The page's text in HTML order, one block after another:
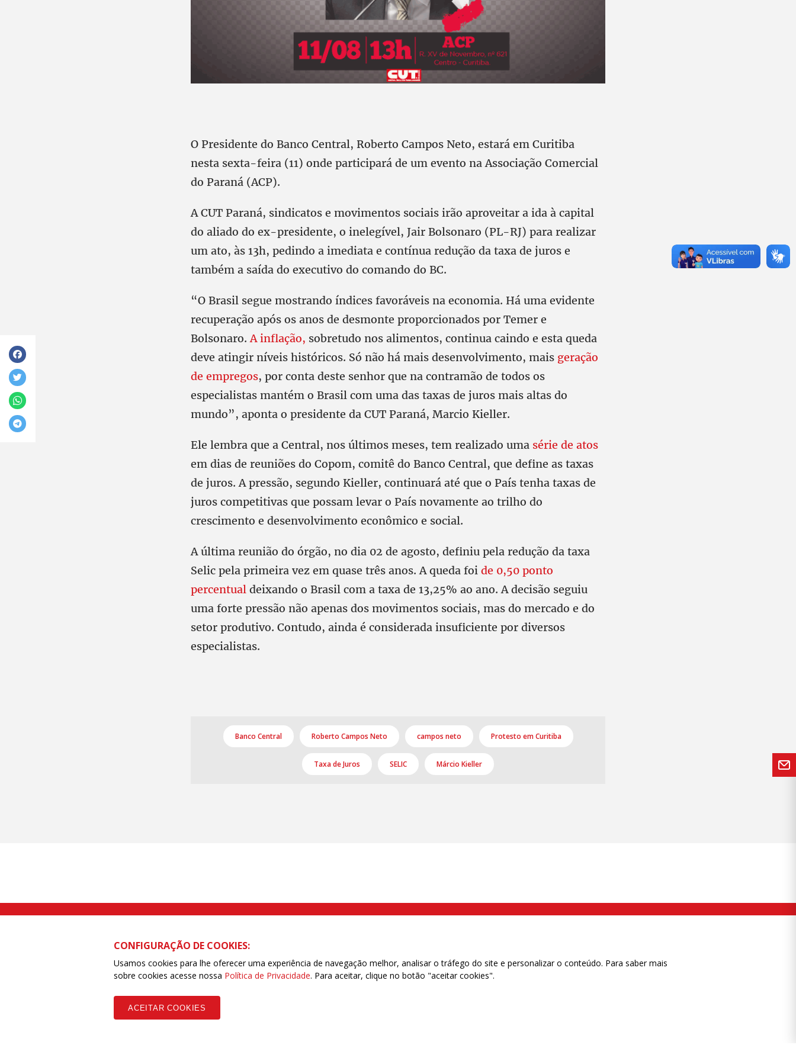
O Presidente do Banco Central, Roberto Campos Neto, estará em Curitiba
nesta sexta-feira (11) onde participará de um evento na Associação Comercial
do Paraná (ACP).
A CUT Paraná, sindicatos e movimentos sociais irão aproveitar a ida à capital
do aliado do ex-presidente, o inelegível, Jair Bolsonaro (PL-RJ) para realizar
um ato, às 13h, pedindo a imediata e contínua redução da taxa de juros e
também a saída do executivo do comando do BC.
“O Brasil segue mostrando índices favoráveis na economia. Há uma evidente
recuperação após os anos de desmonte proporcionados por Temer e
Bolsonaro.A inflação, sobretudo nos alimentos, continua caindo e esta queda
deve atingir níveis históricos. Só não há mais desenvolvimento, mais geração
de empregos, por conta deste senhor que na contramão de todos os
especialistas mantém o Brasil com uma das taxas de juros mais altas do
mundo”, aponta o presidente da CUT Paraná, Marcio Kieller.
Ele lembra que a Central, nos últimos meses, tem realizado uma série de atos
em dias de reuniões do Copom, comitê do Banco Central, que define as taxas
de juros. A pressão, segundo Kieller, continuará até que o País tenha taxas de
juros competitivas que possam levar o País novamente ao trilho do
crescimento e desenvolvimento econômico e social.
A última reunião do órgão, no dia 02 de agosto, definiu pela redução da taxa
Selic pela primeira vez em quase três anos. A queda foi de 0,50 ponto
percentual deixando o Brasil com a taxa de 13,25% ao ano. A decisão seguiu
uma forte pressão não apenas dos movimentos sociais, mas do mercado e do
setor produtivo. Contudo, ainda é considerada insuficiente por diversos
especialistas.
Banco Central Roberto Campos Neto campos neto Protesto em Curitiba
Taxa de Juros SELIC Márcio Kieller
Rua Caetano Pinto nº 575 CEP 03041-000 Brás, São Paulo/SP | Telefone (11) 2108 9200 - Fax (11) 2108 9310
Copyleft CUT Central Única dos Trabalhadores 3.960 - Entidades Filiadas | 7.933.029 - Trabalhadores(as) Associados | 25.831.443 - Trabalhadores(as) na Base
CONFIGURAÇÃO DE COOKIES:
Usamos cookies para lhe oferecer uma experiência de navegação melhor, analisar o tráfego do site e personalizar o conteúdo. Para saber mais
sobre cookies acesse nossa Política de Privacidade. Para aceitar, clique no botão "aceitar cookies".
ACEITAR COOKIES